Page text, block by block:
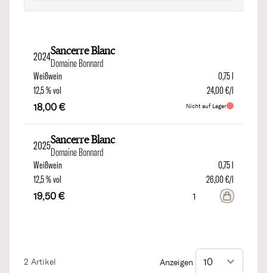
2024Sancerre Blanc
Domaine Bonnard
Weißwein
0,75 l
12,5 % vol
24,00 €/l
18,00 € Nicht auf Lager
2025Sancerre Blanc
Domaine Bonnard
Weißwein
0,75 l
12,5 % vol
26,00 €/l
19,50 €
2 Artikel Anzeigen